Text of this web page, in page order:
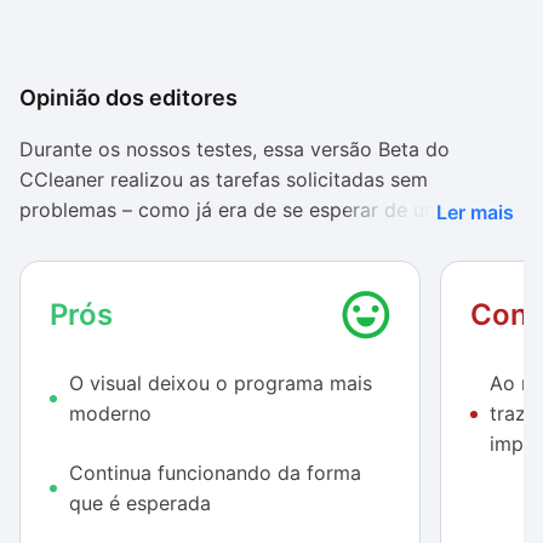
Opinião dos editores
Durante os nossos testes, essa versão Beta do
CCleaner realizou as tarefas solicitadas sem
problemas – como já era de se esperar de uma versão
alterado.
Tanto as correções feitas no registro quanto os
rapidamente, não levando mais que trinta segundos
entre as varreduras e os demais processos. O
computador utilizado para o teste estava com 45 GB
do seu espaço total de armazenamento ocupado,
então esse tempo pode variar para mais ou para
Ler mais
Prós
O visual deixou o programa mais
moderno
Continua funcionando da forma
que é esperada
Ao
traz